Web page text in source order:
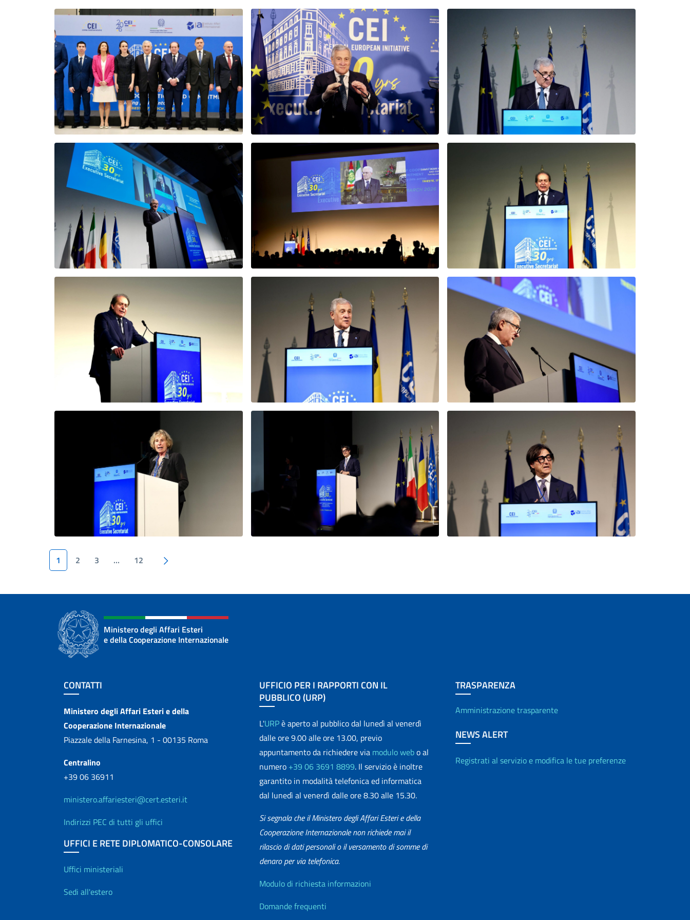
1 2 3 … 12
Ministero degli Affari Esteri
e della Cooperazione Internazionale
Sezione footer
CONTATTI
Contatti
Ministero degli Affari Esteri e della
Cooperazione Internazionale
Piazzale della Farnesina, 1 - 00135 Roma
Centralino
+39 06 36911
ministero.affariesteri@cert.esteri.it
Indirizzi PEC di tutti gli uffici
UFFICI E RETE DIPLOMATICO-CONSOLARE
Uffici e Rete diplomatica
Uffici ministeriali
Sedi all'estero
UFFICIO PER I RAPPORTI CON IL
PUBBLICO (URP)
L'URPè aperto al pubblico dal lunedì al venerdì
dalle ore 9.00 alle ore 13.00, previo
appuntamento da richiedere via modulo webo al
numero +39 06 3691 8899. Il servizio è inoltre
garantito in modalità telefonica ed informatica
dal lunedì al venerdì dalle ore 8.30 alle 15.30.
Si segnala che il Ministero degli Affari Esteri e della
Cooperazione Internazionale non richiede mai il
rilascio di dati personali o il versamento di somme di
denaro per via telefonica.
Info utili
Modulo di richiesta informazioni
Domande frequenti
TRASPARENZA
Amministrazione trasparente
NEWS ALERT
Registrati al servizio e modifica le tue preferenze